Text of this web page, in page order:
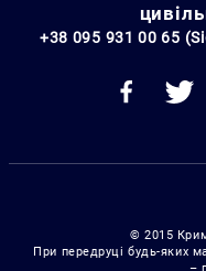
+38 095 931 00 65
© 2015
При передруці будь-яких